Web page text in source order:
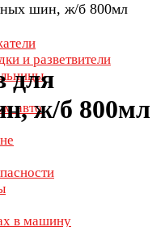
и разветвители
авто
в машину
шин, ж/б 800мл
для
ж/б 800мл